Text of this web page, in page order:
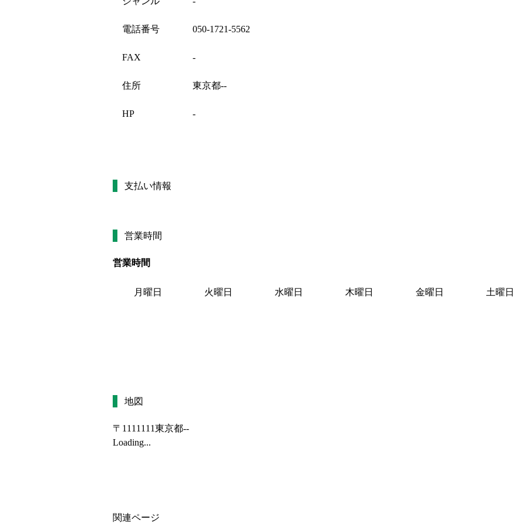
電話番号 050-1721-5562
FAX -
住所 東京都--
HP -
支払い情報
営業時間
営業時間
月曜日 火曜日 水曜日 木曜日 金曜日 土曜日
地図
〒1111111東京都--
Loading...
関連ページ